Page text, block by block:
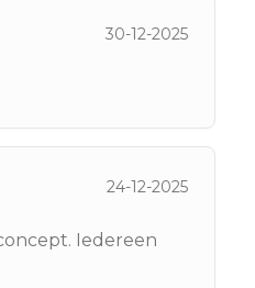
30-12-2025
24-12-2025
Iedereen